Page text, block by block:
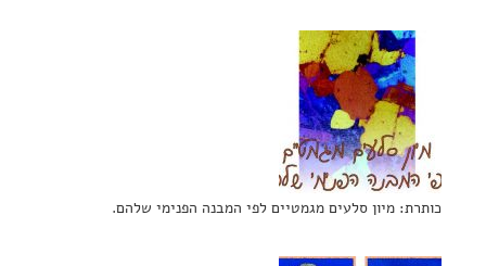
כותרת: מיון סלעים מגמטיים לפי המבנה הפנימי שלהם.